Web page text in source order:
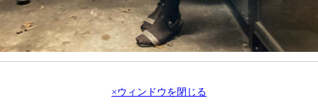
×ウィンドウを閉じる